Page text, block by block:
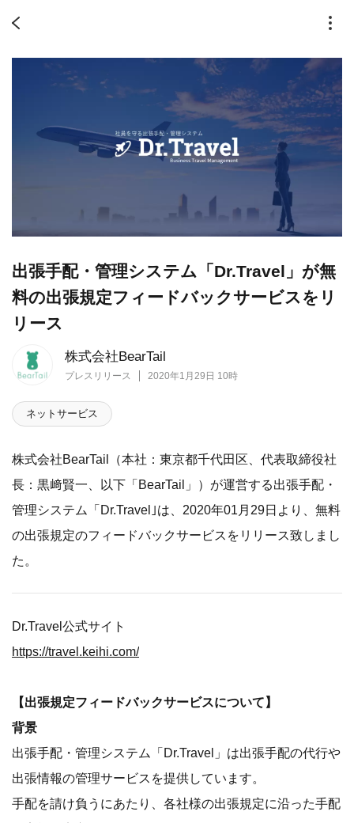
株式会社BearTail
プレスリリース 2020年1月29日 10時
出張手配・管理システム「Dr.Travel」が無
料の出張規定フィードバックサービスをリ
リース
ネットサービス
株式会社BearTail（本社：東京都千代田区、代表取締役社
長：黒﨑賢一、以下「BearTail」）が運営する出張手配・
管理システム「Dr.Travel｣は、2020年01月29日より、無料
の出張規定のフィードバックサービスをリリース致しまし
た。
Dr.Travel公式サイト
https://travel.keihi.com/
【出張規定フィードバックサービスについて】
背景
出張手配・管理システム「Dr.Travel」は出張手配の代行や
出張情報の管理サービスを提供しています。
手配を請け負うにあたり、各社様の出張規定に沿った手配